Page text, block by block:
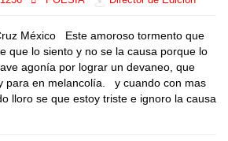
México Este amoroso tormento que
que lo siento y no se la causa porque lo
agonía por lograr un devaneo, que
para en melancolía. y cuando con mas
lloro se que estoy triste e ignoro la causa